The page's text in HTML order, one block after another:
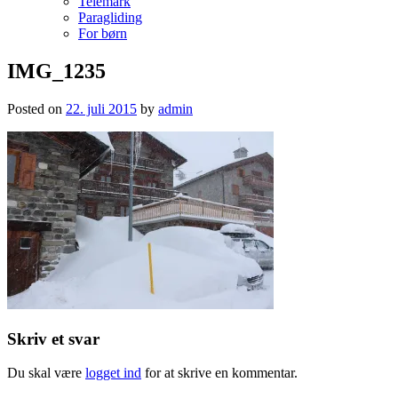
Paragliding
For børn
SkiCompagniet
Skirejser til La Rosiere, Frankrig.
IMG_1235
Posted on 22. juli 2015 by admin
Skriv et svar
Du skal være logget ind for at skrive en kommentar.